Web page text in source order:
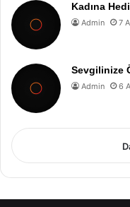
Kadına
Admin 7
Sevgilinize
Admin 6